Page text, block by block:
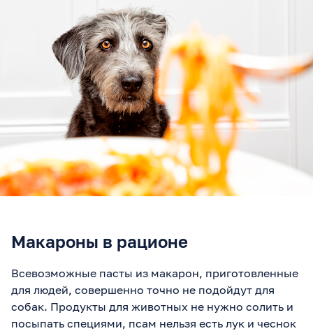
Макароны в рационе
Всевозможные пасты из макарон, приготовленные
для людей, совершенно точно не подойдут для
собак. Продукты для животных не нужно солить и
посыпать специями, псам нельзя есть лук и чеснок